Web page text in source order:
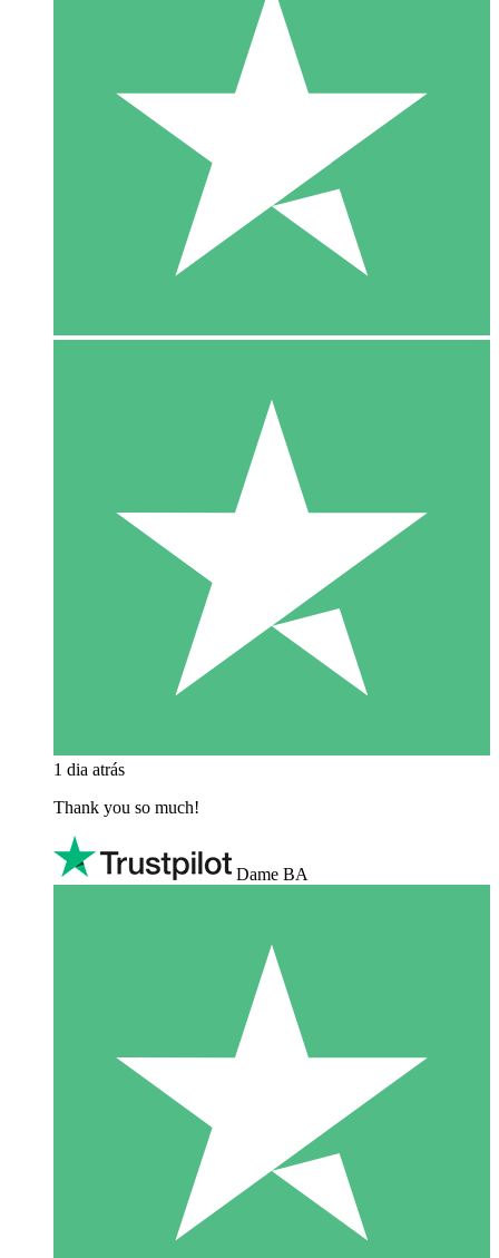
1 dia atrás
Thank you so much!
Dame BA